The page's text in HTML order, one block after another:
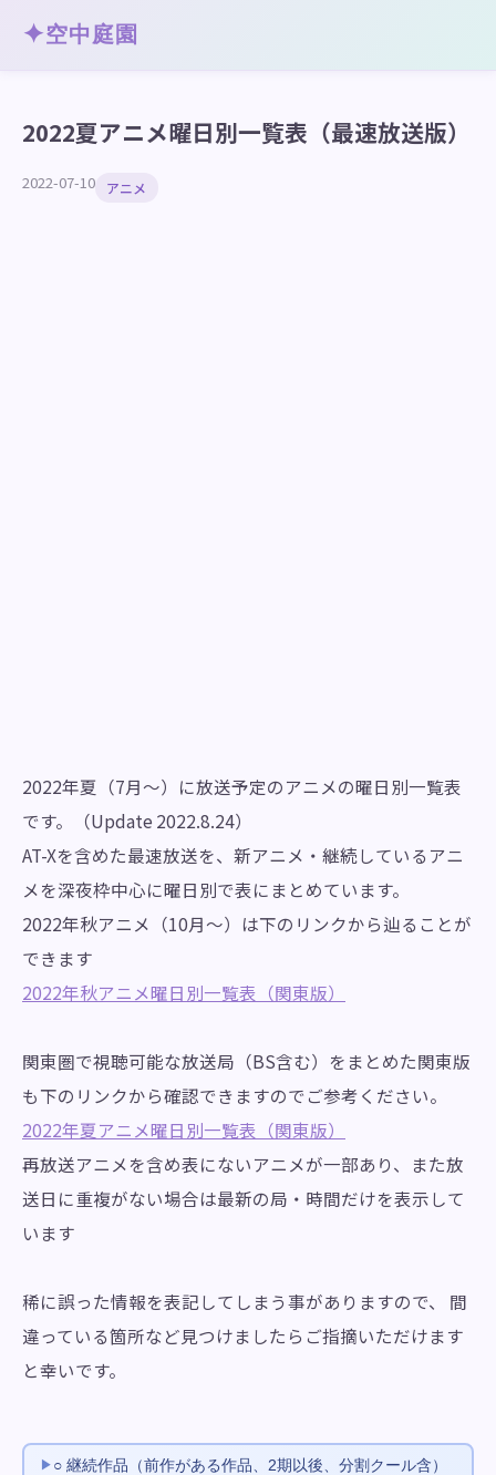
✦空中庭園
2022夏アニメ曜日別一覧表（最速放送版）
2022-07-10 アニメ
2022年夏（7月～）に放送予定のアニメの曜日別一覧表
です。（Update 2022.8.24）
AT-Xを含めた最速放送を、新アニメ・継続しているアニ
メを深夜枠中心に曜日別で表にまとめています。
2022年秋アニメ（10月～）は下のリンクから辿ることが
できます
2022年秋アニメ曜日別一覧表（関東版）
関東圏で視聴可能な放送局（BS含む）をまとめた関東版
も下のリンクから確認できますのでご参考ください。
2022年夏アニメ曜日別一覧表（関東版）
再放送アニメを含め表にないアニメが一部あり、また放
送日に重複がない場合は最新の局・時間だけを表示して
います
稀に誤った情報を表記してしまう事がありますので、 間
違っている箇所など見つけましたらご指摘いただけます
と幸いです。
○ 継続作品（前作がある作品、2期以後、分割クール含）